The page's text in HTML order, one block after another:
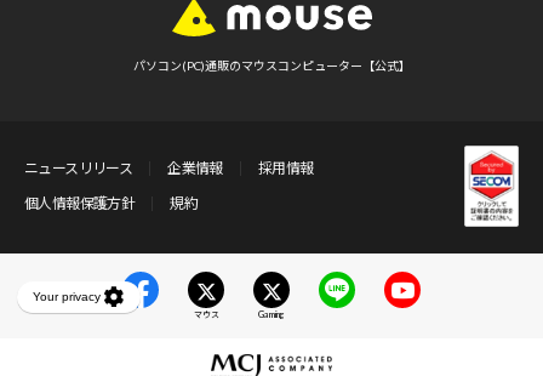
パソコン(PC)通販のマウスコンピューター【公式】
ニュースリリース 企業情報
採用情報
個人情報保護方針
規約
マウス Gaming